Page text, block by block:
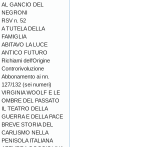
AL GANCIO DEL
NEGRONI
RSV n. 52
A TUTELA DELLA
FAMIGLIA
ABITAVO LA LUCE
ANTICO FUTURO
Richiami dell'Origine
Controrivoluzione
Abbonamento ai nn.
127/132 (sei numeri)
VIRGINIA WOOLF E LE
OMBRE DEL PASSATO
IL TEATRO DELLA
GUERRA E DELLA PACE
BREVE STORIA DEL
CARLISMO NELLA
PENISOLA ITALIANA